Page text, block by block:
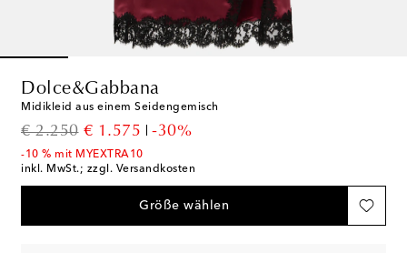
Dolce&Gabbana
Midikleid aus einem Seidengemisch
€ 2.250
original price
€ 1.575
discount price
-30%
-10 % mit MYEXTRA10
inkl. MwSt.; zzgl. Versandkosten
Größe wählen